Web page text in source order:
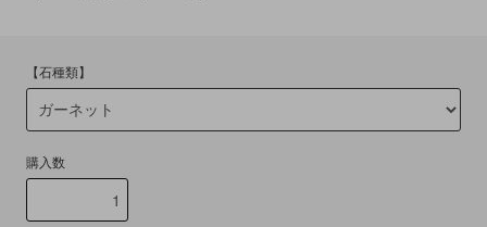
【石種類】
購入数